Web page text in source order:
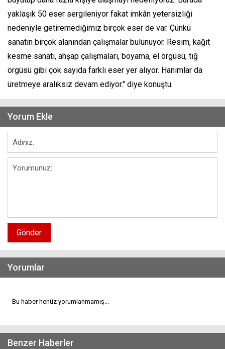
yaklaşık 50 eser sergileniyor fakat imkân yetersizliği
nedeniyle getiremediğimiz birçok eser de var. Çünkü
sanatın birçok alanından çalışmalar bulunuyor. Resim, kağıt
kesme sanatı, ahşap çalışmaları, boyama, el örgüsü, tığ
örgüsü gibi çok sayıda farklı eser yer alıyor. Hanımlar da
üretmeye aralıksız devam ediyor." diye konuştu.
Yorum Ekle
Gönder
Yorumlar
Bu haber henüz yorumlanmamış...
Benzer Haberler